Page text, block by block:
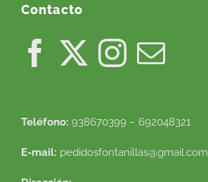
Contacto
Teléfono: 938670399 – 692048321
E-mail: pedidosfontanillas@gmail.com